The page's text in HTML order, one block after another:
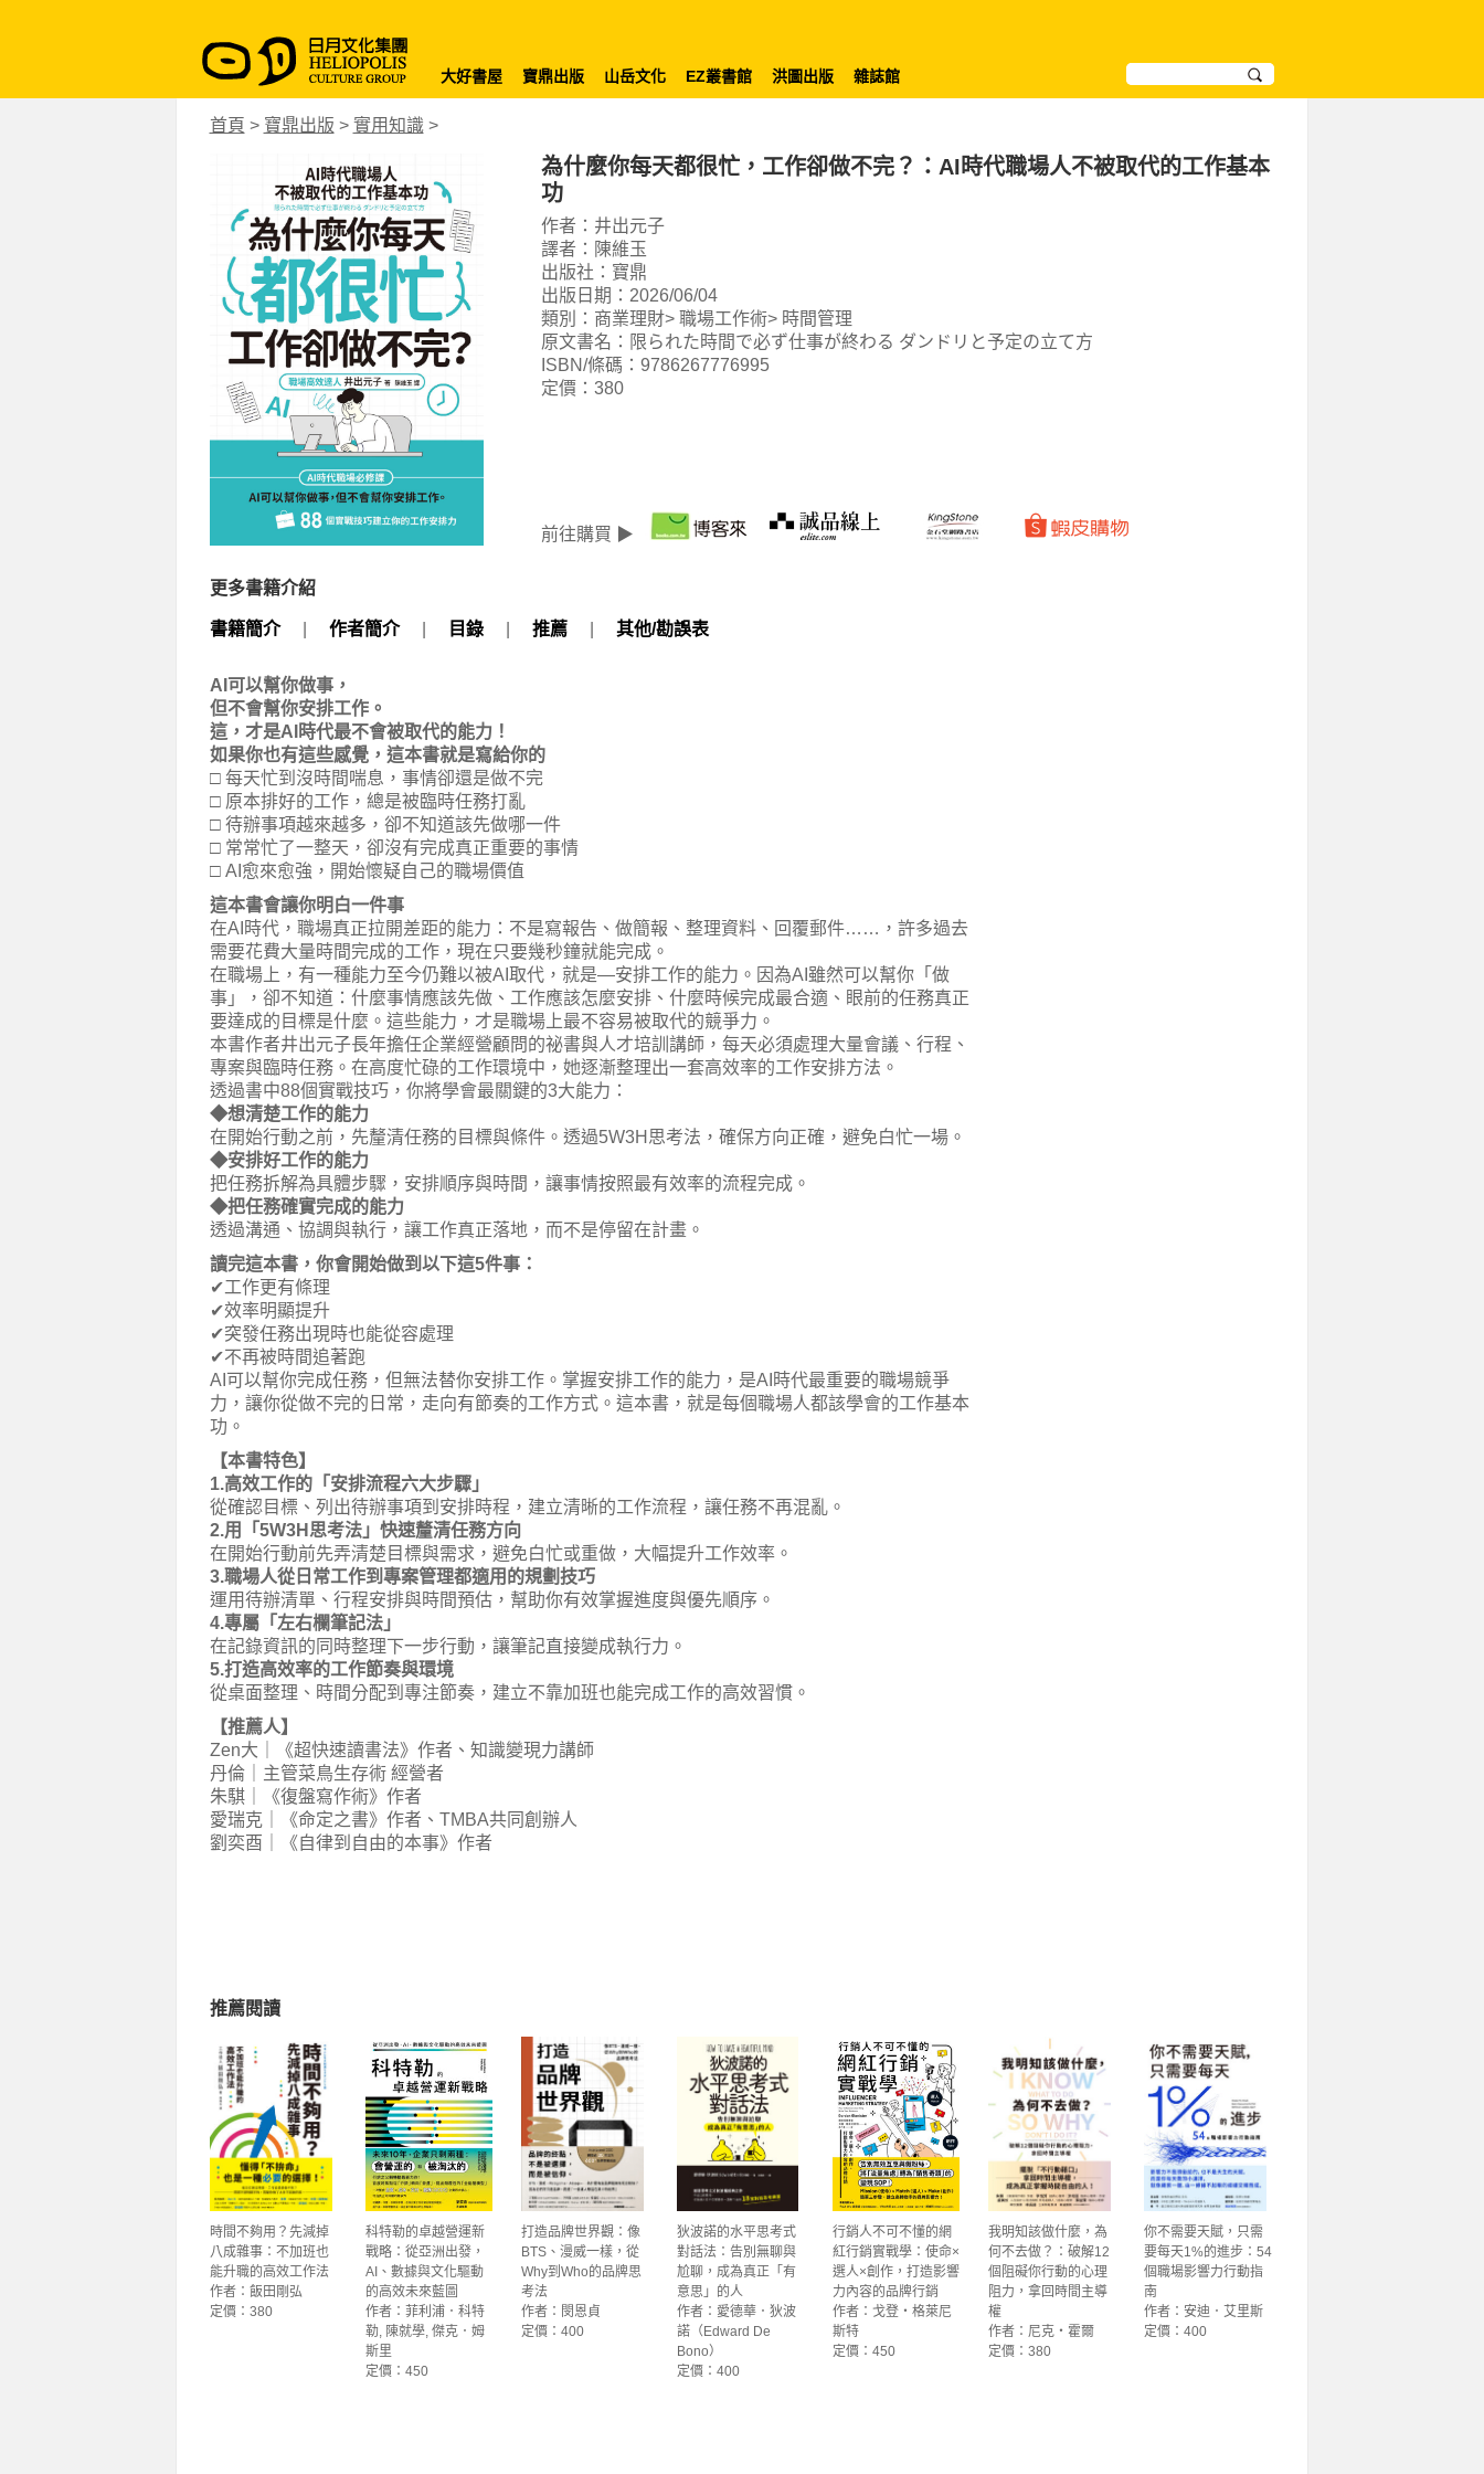
大好書屋 寶鼎出版 山岳文化 EZ叢書館 洪圖出版 雜誌館
首頁 > 寶鼎出版 > 實用知識>
為什麼你每天都很忙，工作卻做不完？：AI時代職場人不被取代的工作基本
功
作者：井出元子
譯者：陳維玉
出版社：寶鼎
出版日期：2026/06/04
類別：商業理財> 職場工作術> 時間管理
原文書名：限られた時間で必ず仕事が終わる ダンドリと予定の立て方
ISBN/條碼：9786267776995
定價：380
前往購買 ▶
更多書籍介紹
書籍簡介 作者簡介 目錄 推薦 其他/勘誤表
AI可以幫你做事，
但不會幫你安排工作。
這，才是AI時代最不會被取代的能力！
如果你也有這些感覺，這本書就是寫給你的
□ 每天忙到沒時間喘息，事情卻還是做不完
□ 原本排好的工作，總是被臨時任務打亂
□ 待辦事項越來越多，卻不知道該先做哪一件
□ 常常忙了一整天，卻沒有完成真正重要的事情
□ AI愈來愈強，開始懷疑自己的職場價值
這本書會讓你明白一件事
在AI時代，職場真正拉開差距的能力：不是寫報告、做簡報、整理資料、回覆郵件……，許多過去
需要花費大量時間完成的工作，現在只要幾秒鐘就能完成。
在職場上，有一種能力至今仍難以被AI取代，就是—安排工作的能力。因為AI雖然可以幫你「做
事」，卻不知道：什麼事情應該先做、工作應該怎麼安排、什麼時候完成最合適、眼前的任務真正
要達成的目標是什麼。這些能力，才是職場上最不容易被取代的競爭力。
本書作者井出元子長年擔任企業經營顧問的祕書與人才培訓講師，每天必須處理大量會議、行程、
專案與臨時任務。在高度忙碌的工作環境中，她逐漸整理出一套高效率的工作安排方法。
透過書中88個實戰技巧，你將學會最關鍵的3大能力：
◆想清楚工作的能力
在開始行動之前，先釐清任務的目標與條件。透過5W3H思考法，確保方向正確，避免白忙一場。
◆安排好工作的能力
把任務拆解為具體步驟，安排順序與時間，讓事情按照最有效率的流程完成。
◆把任務確實完成的能力
透過溝通、協調與執行，讓工作真正落地，而不是停留在計畫。
讀完這本書，你會開始做到以下這5件事：
✔工作更有條理
✔效率明顯提升
✔突發任務出現時也能從容處理
✔不再被時間追著跑
AI可以幫你完成任務，但無法替你安排工作。掌握安排工作的能力，是AI時代最重要的職場競爭
力，讓你從做不完的日常，走向有節奏的工作方式。這本書，就是每個職場人都該學會的工作基本
功。
【本書特色】
1.高效工作的「安排流程六大步驟」
從確認目標、列出待辦事項到安排時程，建立清晰的工作流程，讓任務不再混亂。
2.用「5W3H思考法」快速釐清任務方向
在開始行動前先弄清楚目標與需求，避免白忙或重做，大幅提升工作效率。
3.職場人從日常工作到專案管理都適用的規劃技巧
運用待辦清單、行程安排與時間預估，幫助你有效掌握進度與優先順序。
4.專屬「左右欄筆記法」
在記錄資訊的同時整理下一步行動，讓筆記直接變成執行力。
5.打造高效率的工作節奏與環境
從桌面整理、時間分配到專注節奏，建立不靠加班也能完成工作的高效習慣。
【推薦人】
Zen大｜《超快速讀書法》作者、知識變現力講師
丹倫｜主管菜鳥生存術 經營者
朱騏｜《復盤寫作術》作者
愛瑞克｜《命定之書》作者、TMBA共同創辦人
劉奕酉｜《自律到自由的本事》作者
推薦閱讀
時間不夠用？先減掉
八成雜事：不加班也
能升職的高效工作法
作者：飯田剛弘
定價：380
科特勒的卓越營運新
戰略：從亞洲出發，
AI、數據與文化驅動
的高效未來藍圖
作者：菲利浦．科特
勒, 陳就學, 傑克．姆
斯里
定價：450
打造品牌世界觀：像
BTS、漫威一樣，從
Why到Who的品牌思
考法
作者：閔恩貞
定價：400
狄波諾的水平思考式
對話法：告別無聊與
尬聊，成為真正「有
意思」的人
作者：愛德華．狄波
諾（Edward De
Bono）
定價：400
行銷人不可不懂的網
紅行銷實戰學：使命×
選人×創作，打造影響
力內容的品牌行銷
作者：戈登‧格萊尼
斯特
定價：450
我明知該做什麼，為
何不去做？：破解12
個阻礙你行動的心理
阻力，拿回時間主導
權
作者：尼克‧霍爾
定價：380
你不需要天賦，只需
要每天1%的進步：54
個職場影響力行動指
南
作者：安迪．艾里斯
定價：400